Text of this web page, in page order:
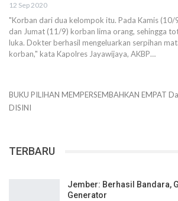
12 Sep 2020
"Korban dari dua kelompok itu. Pada Kamis
dan Jumat (11/9) korban lima orang, sehingga
luka. Dokter berhasil mengeluarkan serpihan
korban," kata Kapolres Jayawijaya, AKBP…
BUKU PILIHAN MEMPERSEMBAHKAN EMPAT
DISINI
TERBARU
Jember: Berhasil Bandara,
Generator